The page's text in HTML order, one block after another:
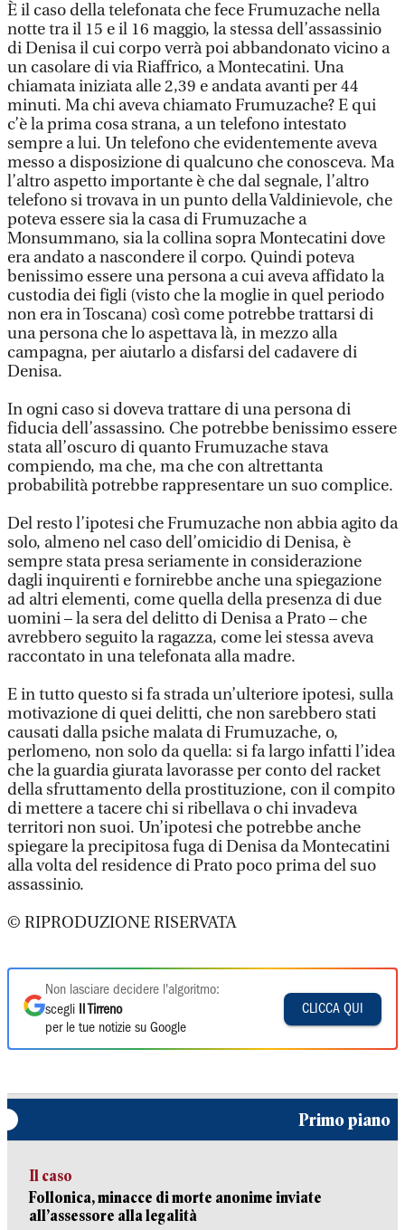
È il caso della telefonata che fece Frumuzache nella
notte tra il 15 e il 16 maggio, la stessa dell’assassinio
di Denisa il cui corpo verrà poi abbandonato vicino a
un casolare di via Riaffrico, a Montecatini. Una
chiamata iniziata alle 2,39 e andata avanti per 44
minuti. Ma chi aveva chiamato Frumuzache? E qui
c’è la prima cosa strana, a un telefono intestato
sempre a lui. Un telefono che evidentemente aveva
messo a disposizione di qualcuno che conosceva. Ma
l’altro aspetto importante è che dal segnale, l’altro
telefono si trovava in un punto della Valdinievole, che
poteva essere sia la casa di Frumuzache a
Monsummano, sia la collina sopra Montecatini dove
era andato a nascondere il corpo. Quindi poteva
benissimo essere una persona a cui aveva affidato la
custodia dei figli (visto che la moglie in quel periodo
non era in Toscana) così come potrebbe trattarsi di
una persona che lo aspettava là, in mezzo alla
campagna, per aiutarlo a disfarsi del cadavere di
Denisa.
In ogni caso si doveva trattare di una persona di
fiducia dell’assassino. Che potrebbe benissimo essere
stata all’oscuro di quanto Frumuzache stava
compiendo, ma che, ma che con altrettanta
probabilità potrebbe rappresentare un suo complice.
Del resto l’ipotesi che Frumuzache non abbia agito da
solo, almeno nel caso dell’omicidio di Denisa, è
sempre stata presa seriamente in considerazione
dagli inquirenti e fornirebbe anche una spiegazione
ad altri elementi, come quella della presenza di due
uomini – la sera del delitto di Denisa a Prato – che
avrebbero seguito la ragazza, come lei stessa aveva
raccontato in una telefonata alla madre.
E in tutto questo si fa strada un’ulteriore ipotesi, sulla
motivazione di quei delitti, che non sarebbero stati
causati dalla psiche malata di Frumuzache, o,
perlomeno, non solo da quella: si fa largo infatti l’idea
che la guardia giurata lavorasse per conto del racket
della sfruttamento della prostituzione, con il compito
di mettere a tacere chi si ribellava o chi invadeva
territori non suoi. Un’ipotesi che potrebbe anche
spiegare la precipitosa fuga di Denisa da Montecatini
alla volta del residence di Prato poco prima del suo
assassinio.
© RIPRODUZIONE RISERVATA
Non lasciare decidere l'algoritmo:
scegli
Il Tirreno
per le tue notizie su Google
CLICCA QUI
Primo piano
Il caso
Follonica, minacce di morte anonime inviate
all’assessore alla legalità